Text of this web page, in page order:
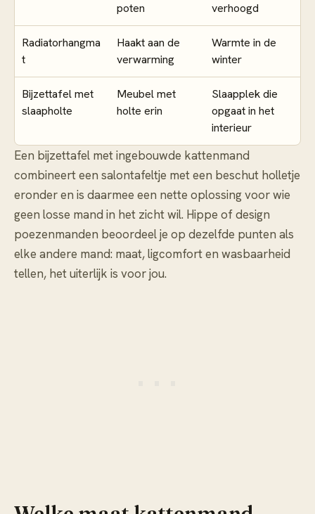
poten
verhoogd
Radiatorhangma
t
Haakt aan de
verwarming
Warmte in de
winter
Bijzettafel met
slaapholte
Meubel met
holte erin
Slaapplek die
opgaat in het
interieur
Een bijzettafel met ingebouwde kattenmand
combineert een salontafeltje met een beschut holletje
eronder en is daarmee een nette oplossing voor wie
geen losse mand in het zicht wil. Hippe of design
poezenmanden beoordeel je op dezelfde punten als
elke andere mand: maat, ligcomfort en wasbaarheid
tellen, het uiterlijk is voor jou.